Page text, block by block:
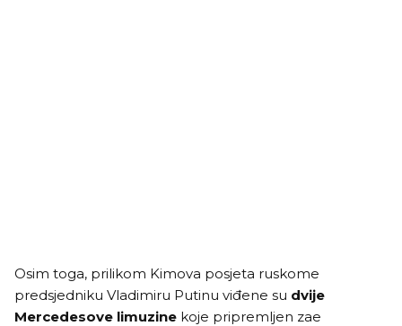
Osim toga, prilikom Kimova posjeta ruskome
predsjedniku Vladimiru Putinu viđene su dvije
Mercedesove limuzine koje pripremljen zae